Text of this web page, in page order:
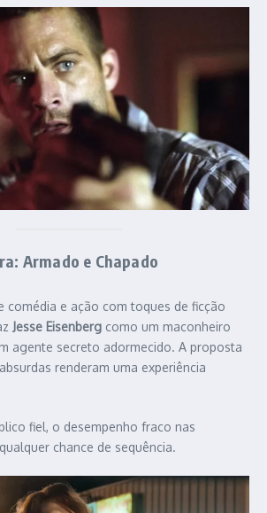
Armado e Chapado
comédia e ação com toques de ficção
Jesse Eisenberg como um maconheiro
agente secreto adormecido. A proposta
renderam uma experiência
fiel, o desempenho fraco nas
chance de sequência.